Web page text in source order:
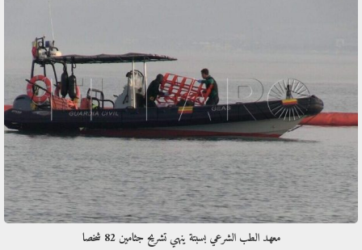
معهد الطب الشرعي بسبتة ينهي تشريح جثامين 82 شخصا